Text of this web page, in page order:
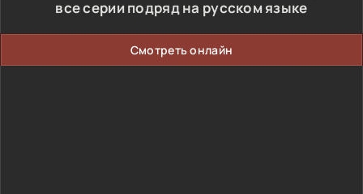
все серии подряд на русском языке
Смотреть онлайн